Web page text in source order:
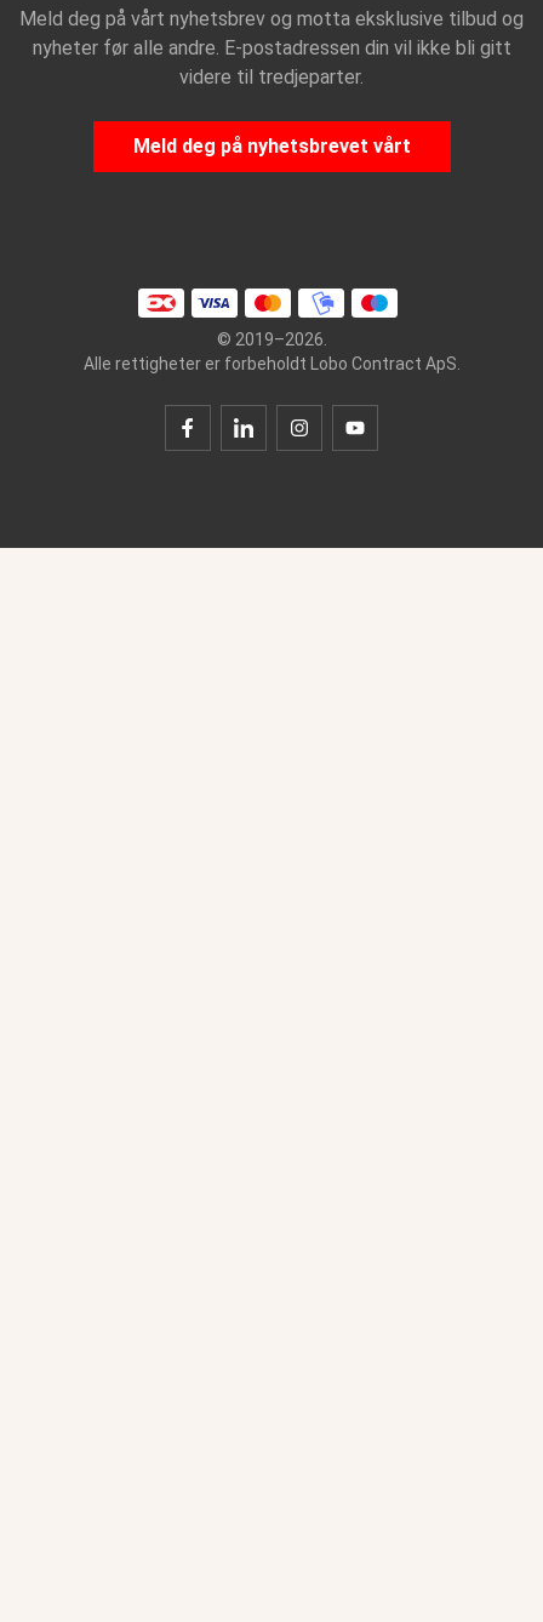
Meld deg på vårt nyhetsbrev og motta eksklusive tilbud og
nyheter før alle andre. E-postadressen din vil ikke bli gitt
videre til tredjeparter.
Meld deg på nyhetsbrevet vårt
© 2019–2026.
Alle rettigheter er forbeholdt Lobo Contract ApS.